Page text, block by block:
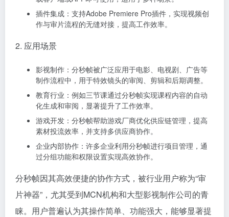
插件集成：支持Adobe Premiere Pro插件，实现视频创
作与审片流程的无缝对接，提高工作效率。
2. 应用场景
影视制作：分秒帧被广泛应用于电影、电视剧、广告等
制作流程中，用于特效镜头的审阅、剪辑和后期调整。
教育行业：例如三节课通过分秒帧实现课程内容的自动
化生成和审阅，显著提升了工作效率。
游戏开发：分秒帧帮助游戏厂商优化供应链管理，提高
素材投流效率，并支持多供应商协作。
企业内部协作：许多企业利用分秒帧进行项目管理，通
过分组功能和权限设置实现高效协作。
分秒帧因其高效便捷的协作方式，被行业用户称为“审
片神器”，尤其受到MCN机构和大型影视制作公司的青
睐。用户普遍认为其操作简单、功能强大，能够显著提